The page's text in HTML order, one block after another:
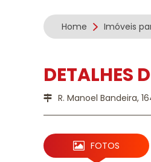
Home Imóveis
DETALHES
R. Manoel Bandeira,
FOTOS